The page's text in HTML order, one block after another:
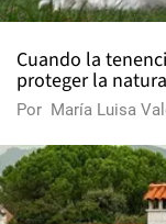
Cuando la
proteger la
Por María Luisa